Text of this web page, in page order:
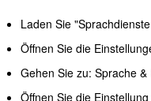
Laden Sie
Öffnen Sie die
Gehen Sie zu: Sprache
Öffnen Sie die